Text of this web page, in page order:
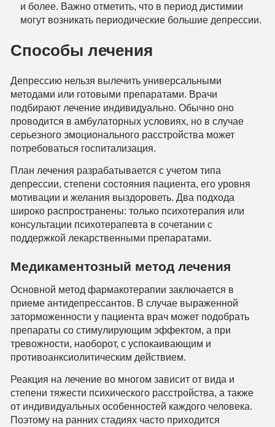
и более. Важно отметить, что в период дистимии
могут возникать периодические большие депрессии.
Способы лечения
Депрессию нельзя вылечить универсальными
методами или готовыми препаратами. Врачи
подбирают лечение индивидуально. Обычно оно
проводится в амбулаторных условиях, но в случае
серьезного эмоционального расстройства может
потребоваться госпитализация.
План лечения разрабатывается с учетом типа
депрессии, степени состояния пациента, его уровня
мотивации и желания выздороветь. Два подхода
широко распространены: только психотерапия или
консультации психотерапевта в сочетании с
поддержкой лекарственными препаратами.
Медикаментозный метод лечения
Основной метод фармакотерапии заключается в
приеме антидепрессантов. В случае выраженной
заторможенности у пациента врач может подобрать
препараты со стимулирующим эффектом, а при
тревожности, наоборот, с успокаивающим и
противоанксиолитическим действием.
Реакция на лечение во многом зависит от вида и
степени тяжести психического расстройства, а также
от индивидуальных особенностей каждого человека.
Поэтому на ранних стадиях часто приходится